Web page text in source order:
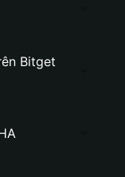
Bitget